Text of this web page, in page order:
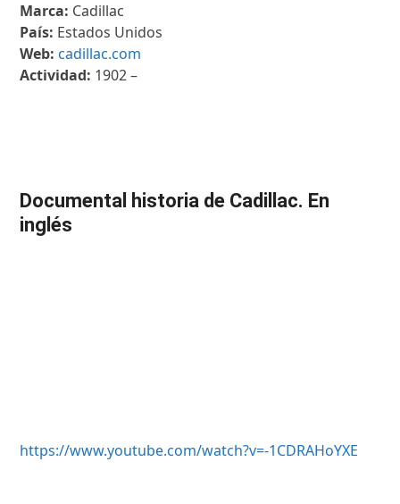
Marca: Cadillac
País: Estados Unidos
Web: cadillac.com
Actividad: 1902 –
Documental historia de Cadillac. En
inglés
https://www.youtube.com/watch?v=-1CDRAHoYXE